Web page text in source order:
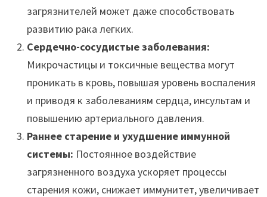
загрязнителей может даже способствовать
развитию рака легких.
Сердечно-сосудистые заболевания:
Микрочастицы и токсичные вещества могут
проникать в кровь, повышая уровень воспаления
и приводя к заболеваниям сердца, инсультам и
повышению артериального давления.
Раннее старение и ухудшение иммунной
системы: Постоянное воздействие
загрязненного воздуха ускоряет процессы
старения кожи, снижает иммунитет, увеличивает